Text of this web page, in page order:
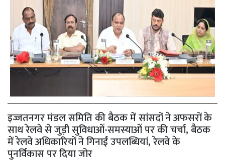
इज्जतनगर मंडल समिति की बैठक में सांसदों ने अफसरों के
साथ रेलवे से जुड़ी सुविधाओं-समस्याओं पर की चर्चा, बैठक
में रेलवे अधिकारियों ने गिनाईं उपलब्धियां, रेलवे के
पुनर्विकास पर दिया जोर